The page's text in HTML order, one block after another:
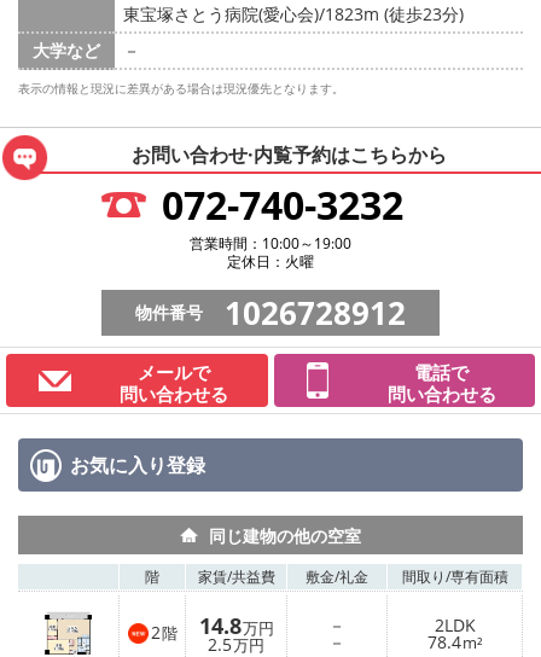
東宝塚さとう病院(愛心会)/1823m (徒歩23分)
大学など
－
表示の情報と現況に差異がある場合は現況優先となります。
お問い合わせ·内覧予約はこちらから
072-740-3232
営業時間：10:00～19:00
定休日：火曜
物件番号 1026728912
メールで
問い合わせる
電話で
問い合わせる
お気に入り登録
同じ建物の他の空室
階 家賃/共益費 敷金/礼金 間取り/専有面積
2階 14.8万円
2.5万円
－
－
2LDK
78.4m²